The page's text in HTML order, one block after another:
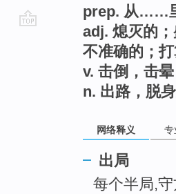
prep. 从……
adj. 熄灭的
不准确的；
v. 击倒，击
n. 出路，脱
网络释义 专
出局
每个半局,